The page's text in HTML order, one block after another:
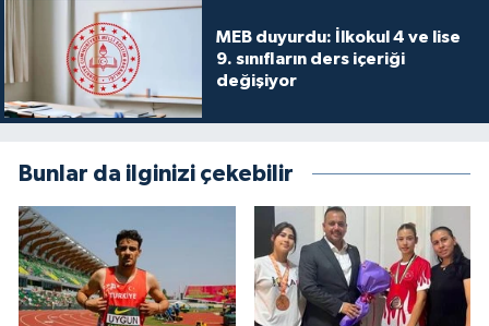
MEB duyurdu: İlkokul 4 ve lise
9. sınıfların ders içeriği
değişiyor
Bunlar da ilginizi çekebilir